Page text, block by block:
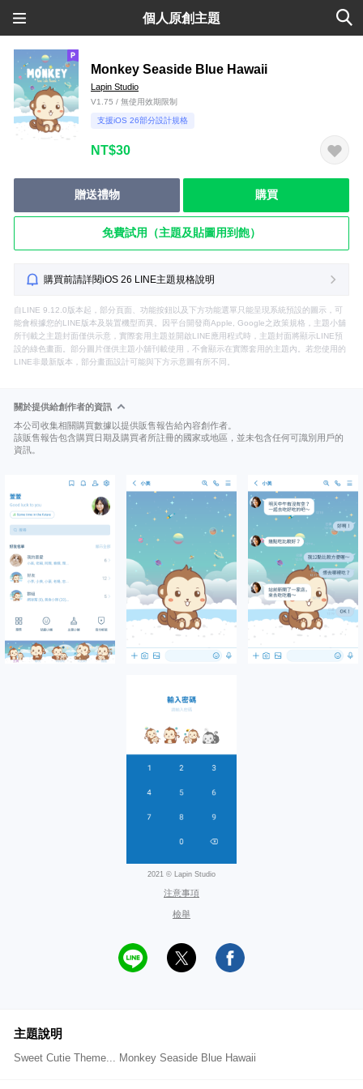
個人原創主題
Monkey Seaside Blue Hawaii
Lapin Studio
V1.75 / 無使用效期限制
支援iOS 26部分設計規格
NT$30
贈送禮物 購買
免費試用（主題及貼圖用到飽）
購買前請詳閱iOS 26 LINE主題規格說明
自LINE 9.12.0版本起，部分頁面、功能按鈕以及下方功能選單只能呈現系統預設的圖示，可
能會根據您的LINE版本及裝置機型而異。因平台開發商Apple, Google之政策規格，主題小舖
所刊載之主題封面僅供示意，實際套用主題並開啟LINE應用程式時，主題封面將顯示LINE預
設的綠色畫面。部分圖片僅供主題小舖刊載使用，不會顯示在實際套用的主題內。若您使用的
LINE非最新版本，部分畫面設計可能與下方示意圖有所不同。
關於提供給創作者的資訊
本公司收集相關購買數據以提供販售報告給內容創作者。
該販售報告包含購買日期及購買者所註冊的國家或地區，並未包含任何可識別用戶的
資訊。
2021 © Lapin Studio
注意事項
檢舉
主題說明
Sweet Cutie Theme... Monkey Seaside Blue Hawaii